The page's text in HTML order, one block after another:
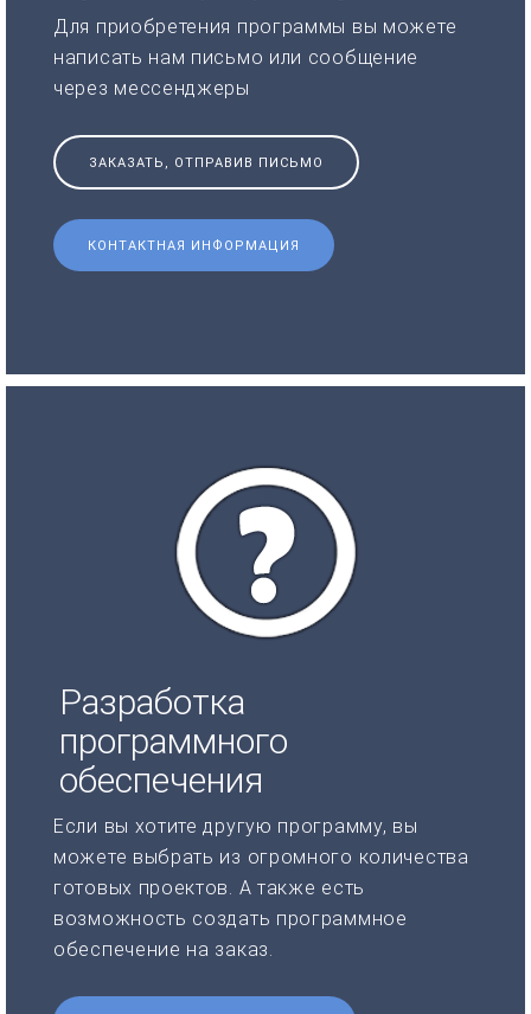
Для приобретения программы вы можете
написать нам письмо или сообщение
через мессенджеры
ЗАКАЗАТЬ, ОТПРАВИВ ПИСЬМО
КОНТАКТНАЯ ИНФОРМАЦИЯ
Разработка
программного
обеспечения
Если вы хотите другую программу, вы
можете выбрать из огромного количества
готовых проектов. А также есть
возможность создать программное
обеспечение на заказ.